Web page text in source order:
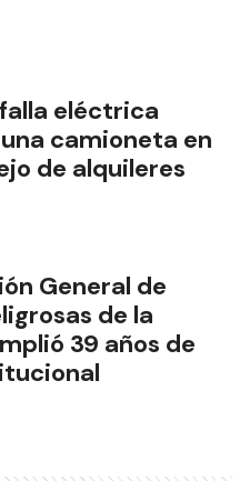
eléctrica
camioneta en
de alquileres
General de
de la
39 años de